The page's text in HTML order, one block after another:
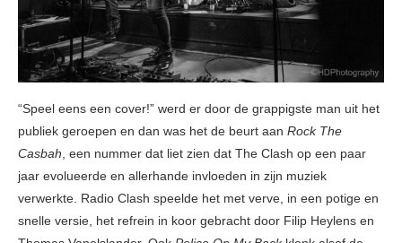
“Speel eens een cover!” werd er door de grappigste man uit het
publiek geroepen en dan was het de beurt aan Rock The
Casbah, een nummer dat liet zien dat The Clash op een paar
jaar evolueerde en allerhande invloeden in zijn muziek
verwerkte. Radio Clash speelde het met verve, in een potige en
snelle versie, het refrein in koor gebracht door Filip Heylens en